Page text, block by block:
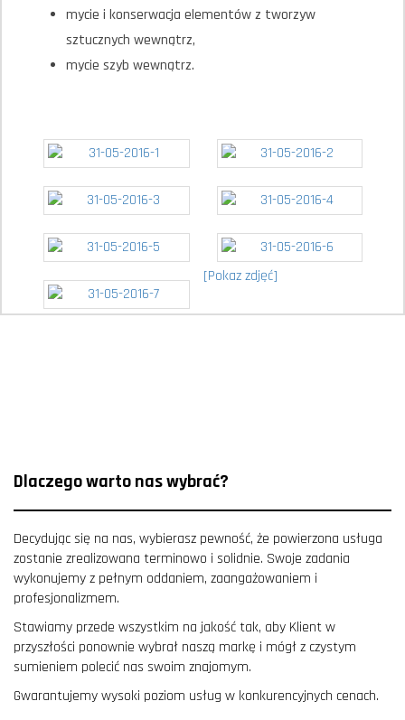
mycie i konserwacja elementów z tworzyw
sztucznych wewnątrz,
mycie szyb wewnątrz.
[Pokaz zdjęć]
Dlaczego warto nas wybrać?
Decydując się na nas, wybierasz pewność, że powierzona usługa
zostanie zrealizowana terminowo i solidnie. Swoje zadania
wykonujemy z pełnym oddaniem, zaangażowaniem i
profesjonalizmem.
Stawiamy przede wszystkim na jakość tak, aby Klient w
przyszłości ponownie wybrał naszą markę i mógł z czystym
sumieniem polecić nas swoim znajomym.
Gwarantujemy wysoki poziom usług w konkurencyjnych cenach.